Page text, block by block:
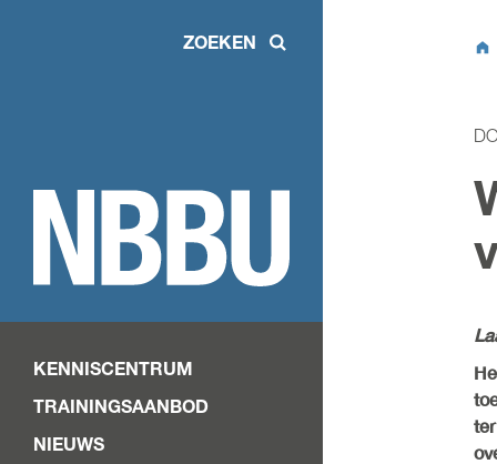
ZOEKEN
KENNISCENTRUM
TRAININGSAANBOD
NIEUWS